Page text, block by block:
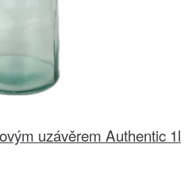
uzávěrem Authentic 1l